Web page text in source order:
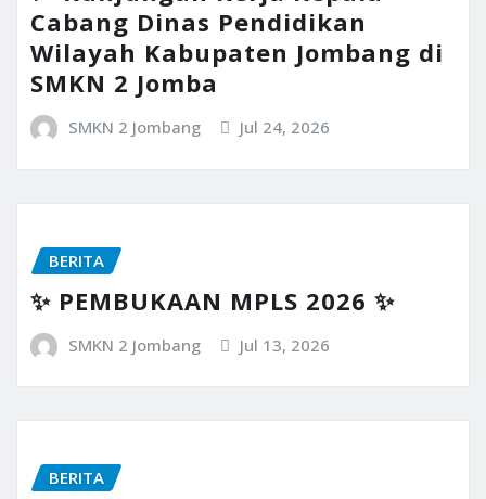
Cabang Dinas Pendidikan
Wilayah Kabupaten Jombang di
SMKN 2 Jomba
SMKN 2 Jombang Jul 24, 2026
BERITA
✨ PEMBUKAAN MPLS 2026 ✨
SMKN 2 Jombang Jul 13, 2026
BERITA